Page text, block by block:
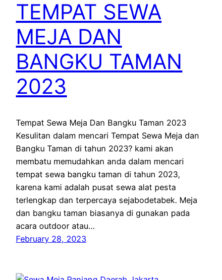
TEMPAT SEWA
MEJA DAN
BANGKU TAMAN
2023
Tempat Sewa Meja Dan Bangku Taman 2023
Kesulitan dalam mencari Tempat Sewa Meja dan
Bangku Taman di tahun 2023? kami akan
membatu memudahkan anda dalam mencari
tempat sewa bangku taman di tahun 2023,
karena kami adalah pusat sewa alat pesta
terlengkap dan terpercaya sejabodetabek. Meja
dan bangku taman biasanya di gunakan pada
acara outdoor atau…
February 28, 2023